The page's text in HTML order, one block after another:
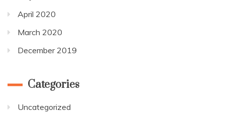
April 2020
March 2020
December 2019
Categories
Uncategorized